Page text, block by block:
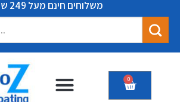
משלוחים חינם מעל 249 ש"ח
0